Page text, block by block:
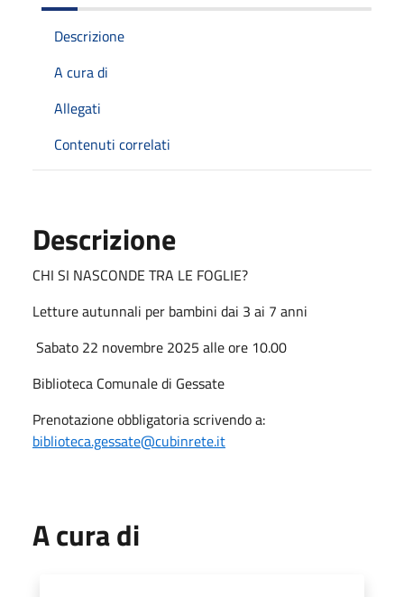
Descrizione
A cura di
Allegati
Contenuti correlati
Descrizione
CHI SI NASCONDE TRA LE FOGLIE?
Letture autunnali per bambini dai 3 ai 7 anni
Sabato 22 novembre 2025 alle ore 10.00
Biblioteca Comunale di Gessate
Prenotazione obbligatoria scrivendo a:
biblioteca.gessate@cubinrete.it
A cura di